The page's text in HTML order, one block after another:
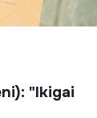
"Ikigai